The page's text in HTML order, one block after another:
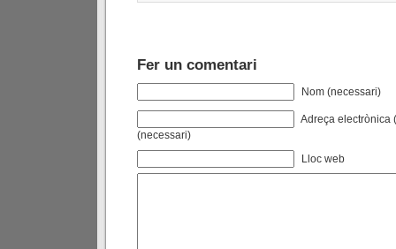
Fer un comentari
Nom (necessari)
Adreça electrònica
(necessari)
Lloc web